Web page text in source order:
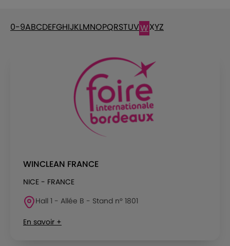
0-9ABCDEFGHIJKLMNOPQRSTUVWXYZ
WINCLEAN FRANCE
NICE - FRANCE
Hall 1 - Allée B - Stand n° 1801
En savoir +